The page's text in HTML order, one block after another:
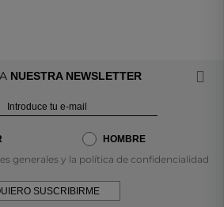
NUESTRA NEWSLETTER
HOMBRE
generales y la política de confidencialidad
SUSCRIBIRME